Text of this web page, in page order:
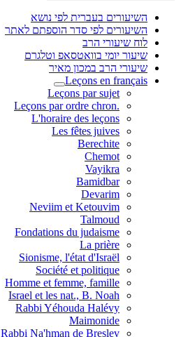
השיעורים בעברית לפי נושא
השיעורים לפי סדר הוספתם לאתר
לוח שיעורי הרב
שיעור יומי בוואטסאפ וטלגרם
שיעורי הרב במכון מאיר
Leçons en français
Leçons par sujet
.Leçons par ordre chron
L'horaire des leçons
Les fêtes juives
Berechite
Chemot
Vayikra
Bamidbar
Devarim
Neviim et Ketouvim
Talmoud
Fondations du judaisme
La prière
Sionisme, l'état d'Israël
Société et politique
Homme et femme, famille
Israel et les nat., B. Noah
Rabbi Yéhouda Halévy
Maimonide
Rabbi Na'hman de Breslev